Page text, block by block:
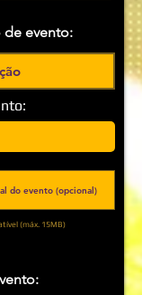
evento:
do evento (opcional)
(máx. 15MB)